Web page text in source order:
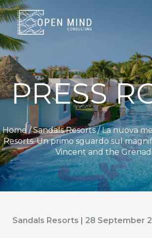
PRESS
Home /Sandals Resorts/ La nuova
Resorts. Un primo sguardo sul
Vincent and the
Sandals Resorts | 28 September